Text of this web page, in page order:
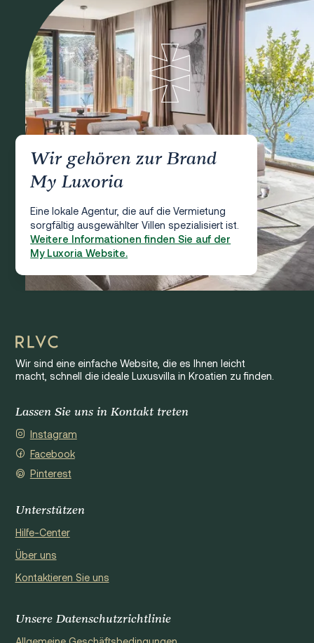
Wir gehören zur Brand
My Luxoria
Eine lokale Agentur, die auf die Vermietung
sorgfältig ausgewählter Villen spezialisiert ist.
Weitere Informationen finden Sie auf der
My Luxoria Website.
Wir sind eine einfache Website, die es Ihnen leicht
macht, schnell die ideale Luxusvilla in Kroatien zu finden.
Lassen Sie uns in Kontakt treten
Instagram
Facebook
Pinterest
Unterstützen
Hilfe-Center
Über uns
Kontaktieren Sie uns
Unsere Datenschutzrichtlinie